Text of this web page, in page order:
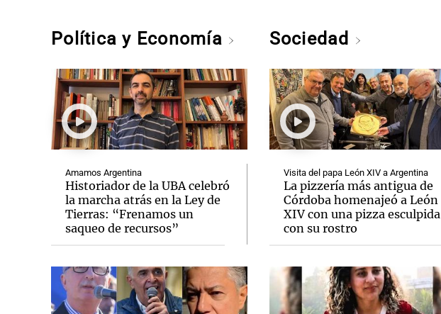
Política y Economía
Amamos Argentina
Historiador de la UBA celebró
la marcha atrás en la Ley de
Tierras: “Frenamos un
saqueo de recursos”
Sociedad
Visita del papa León XIV a Argentina
La pizzería más antigua de
Córdoba homenajeó a León
XIV con una pizza esculpida
con su rostro